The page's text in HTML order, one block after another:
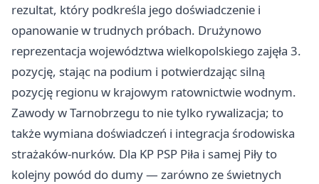
rezultat, który podkreśla jego doświadczenie i
opanowanie w trudnych próbach. Drużynowo
reprezentacja województwa wielkopolskiego zajęła 3.
pozycję, stając na podium i potwierdzając silną
pozycję regionu w krajowym ratownictwie wodnym.
Zawody w Tarnobrzegu to nie tylko rywalizacja; to
także wymiana doświadczeń i integracja środowiska
strażaków-nurków. Dla KP PSP Piła i samej Piły to
kolejny powód do dumy — zarówno ze świetnych